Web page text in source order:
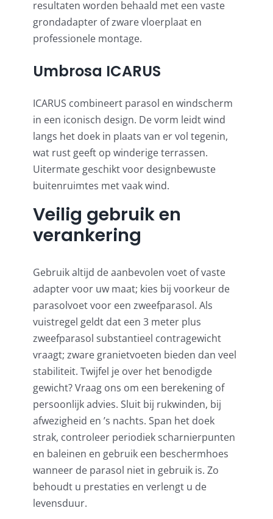
resultaten worden behaald met een vaste
grondadapter of zware vloerplaat en
professionele montage.
Umbrosa ICARUS
ICARUS combineert parasol en windscherm
in een iconisch design. De vorm leidt wind
langs het doek in plaats van er vol tegenin,
wat rust geeft op winderige terrassen.
Uitermate geschikt voor designbewuste
buitenruimtes met vaak wind.
Veilig gebruik en
verankering
Gebruik altijd de aanbevolen voet of vaste
adapter voor uw maat; kies bij voorkeur de
parasolvoet voor een zweefparasol. Als
vuistregel geldt dat een 3 meter plus
zweefparasol substantieel contragewicht
vraagt; zware granietvoeten bieden dan veel
stabiliteit. Twijfel je over het benodigde
gewicht? Vraag ons om een berekening of
persoonlijk advies. Sluit bij rukwinden, bij
afwezigheid en ’s nachts. Span het doek
strak, controleer periodiek scharnierpunten
en baleinen en gebruik een beschermhoes
wanneer de parasol niet in gebruik is. Zo
behoudt u prestaties en verlengt u de
levensduur.